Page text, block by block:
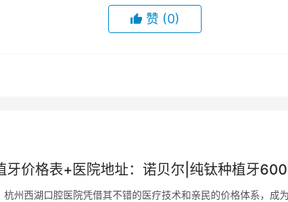
赞 (0)
牙价格表+医院地址：诺贝尔|纯钛种植牙
州西湖口腔医院凭借其不错的医疗技术和亲民的价格体系，成